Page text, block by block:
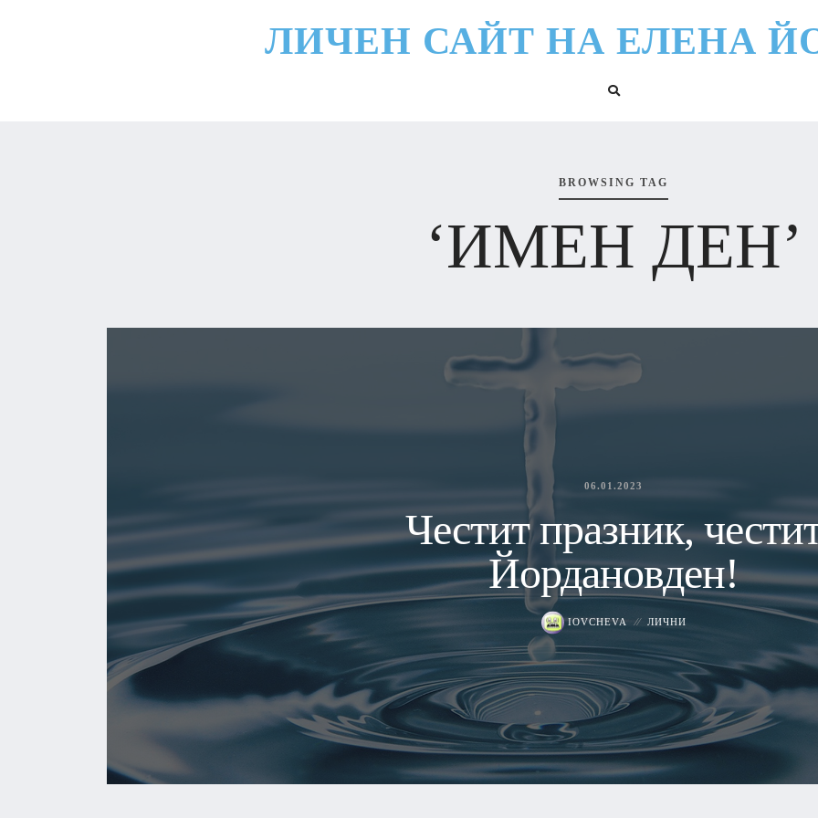
ЛИЧЕН САЙТ НА ЕЛЕНА
BROWSING TAG
‘ИМЕН ДЕН’
06.01.2023
Честит празник,
Йордановден!
IOVCHEVA ЛИЧНИ